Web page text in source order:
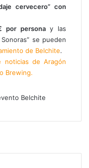
cervecero” con
por personay las
se pueden
de Belchite.
noticias de Aragón
Brewing.